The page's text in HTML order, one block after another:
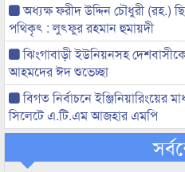
অধ্যক্ষ ফরীদ উদ্দিন চৌধুরী (রহ.)
পথিকৃৎ : লুৎফুর রহমান হুমায়দী
ঝিংগাবাড়ী ইউনিয়নসহ
আহমদের ঈদ শুভেচ্ছা
বিগত নির্বাচনে ইঞ্জিনিয়ারিংয়ের
সিলেটে এ.টি.এম আজহার এমপি